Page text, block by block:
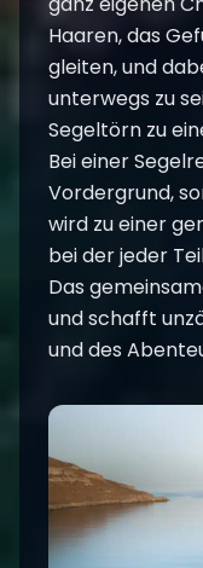
Haaren, das
gleiten, und
unterwegs zu
Segeltörn zu
Bei einer
Vordergrund,
wird zu einer
bei der jeder
Das
und schafft
und des